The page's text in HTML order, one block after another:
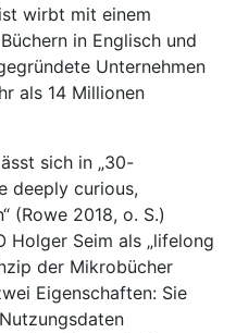
wirbt mit einem
in Englisch und
Unternehmen
als 14 Millionen
sich in „30-
deeply curious,
(Rowe 2018, o. S.)
Holger Seim als „lifelong
der Mikrobücher
Eigenschaften: Sie